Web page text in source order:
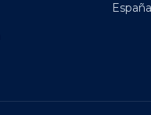
España